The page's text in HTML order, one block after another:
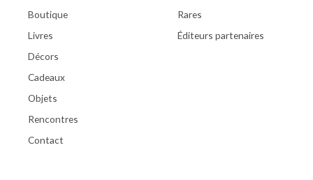
Boutique
Livres
Décors
Cadeaux
Objets
Rencontres
Contact
Rares
Éditeurs partenaires